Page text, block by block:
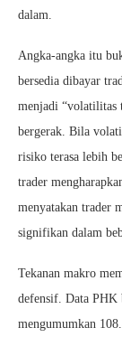
dalam.
Angka-angka itu
bersedia dibayar
menjadi “volatilitas
bergerak. Bila
risiko terasa lebih
trader
menyatakan trader
signifikan dalam
Tekanan makro
defensif. Data PHK
mengumumkan